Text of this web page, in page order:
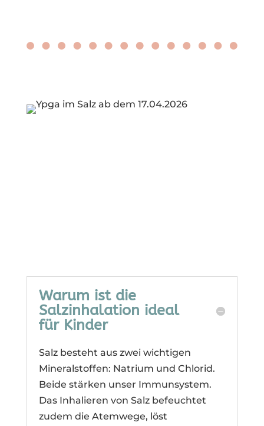
Warum ist die
Salzinhalation ideal
für Kinder
Salz besteht aus zwei wichtigen
Mineralstoffen: Natrium und Chlorid.
Beide stärken unser Immunsystem.
Das Inhalieren von Salz befeuchtet
zudem die Atemwege, löst